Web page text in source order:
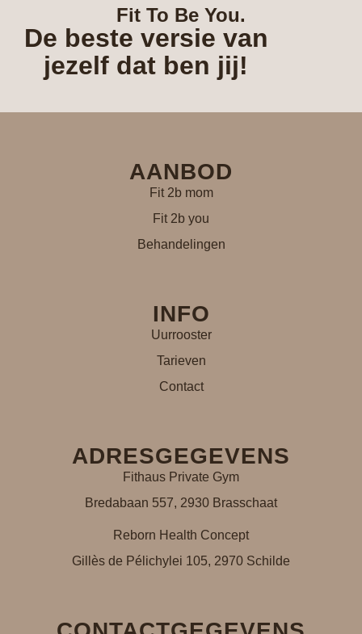
Fit To Be You.
De beste versie van
jezelf dat ben jij!
AANBOD
Fit 2b mom
Fit 2b you
Behandelingen
INFO
Uurrooster
Tarieven
Contact
ADRESGEGEVENS
Fithaus Private Gym
Bredabaan 557, 2930 Brasschaat
Reborn Health Concept
Gillès de Pélichylei 105, 2970 Schilde